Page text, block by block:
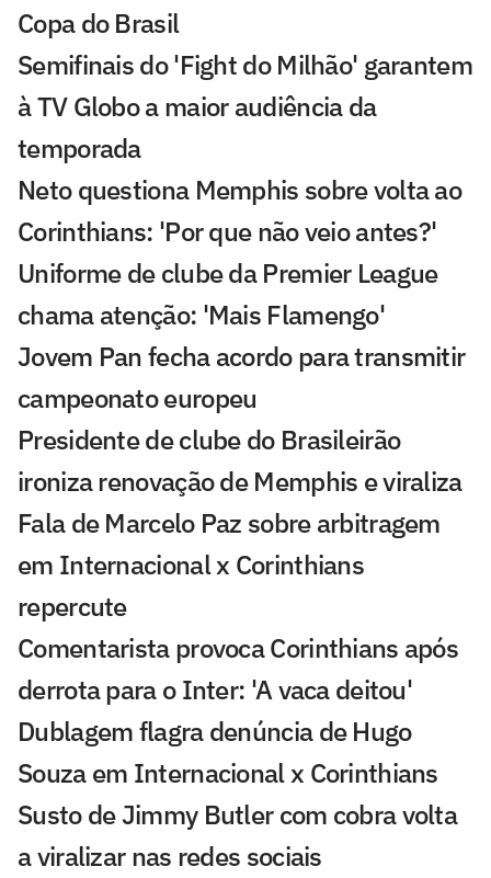
Copa do Brasil
Semifinais do 'Fight do Milhão' garantem
à TV Globo a maior audiência da
temporada
Neto questiona Memphis sobre volta ao
Corinthians: 'Por que não veio antes?'
Uniforme de clube da Premier League
chama atenção: 'Mais Flamengo'
Jovem Pan fecha acordo para transmitir
campeonato europeu
Presidente de clube do Brasileirão
ironiza renovação de Memphis e viraliza
Fala de Marcelo Paz sobre arbitragem
em Internacional x Corinthians
repercute
Comentarista provoca Corinthians após
derrota para o Inter: 'A vaca deitou'
Dublagem flagra denúncia de Hugo
Souza em Internacional x Corinthians
Susto de Jimmy Butler com cobra volta
a viralizar nas redes sociais